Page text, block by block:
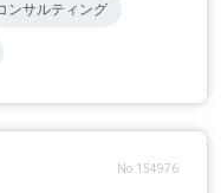
ンサルティング
No.154976